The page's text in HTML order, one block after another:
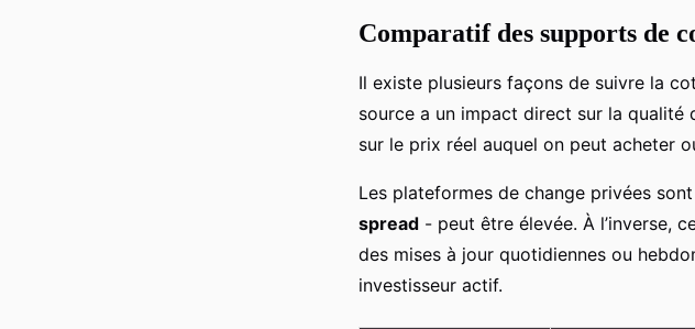
Comparatif des supports de
Il existe plusieurs façons de suivre la
source a un impact direct sur la qualité
sur le prix réel auquel on peut acheter
Les plateformes de change privées
spread - peut être élevée. À l’inverse,
des mises à jour quotidiennes ou
investisseur actif.